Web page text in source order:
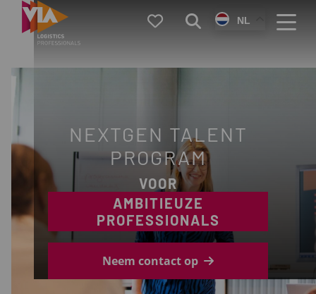
VIA
Logistics
FavorietenZoekenNL
NEXTGEN TALENT
PROGRAM
VOOR
AMBITIEUZE
PROFESSIONALS
Neem contact op